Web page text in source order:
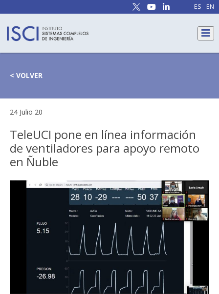
ES EN
< VOLVER
24 Julio 20
TeleUCI pone en línea información
de ventiladores para apoyo remoto
en Ñuble